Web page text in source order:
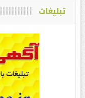
تبلیغات